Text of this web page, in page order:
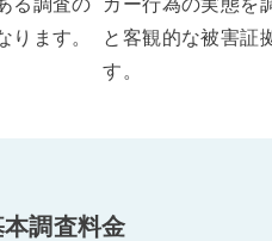
る調査の
ります。
カー行為の実態を
と客観的な被害証
す。
調査料金